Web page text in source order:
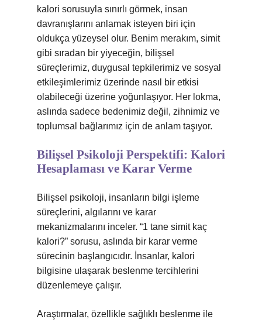
kalori sorusuyla sınırlı görmek, insan
davranışlarını anlamak isteyen biri için
oldukça yüzeysel olur. Benim merakım, simit
gibi sıradan bir yiyeceğin, bilişsel
süreçlerimiz, duygusal tepkilerimiz ve sosyal
etkileşimlerimiz üzerinde nasıl bir etkisi
olabileceği üzerine yoğunlaşıyor. Her lokma,
aslında sadece bedenimiz değil, zihnimiz ve
toplumsal bağlarımız için de anlam taşıyor.
Bilişsel Psikoloji Perspektifi: Kalori
Hesaplaması ve Karar Verme
Bilişsel psikoloji, insanların bilgi işleme
süreçlerini, algılarını ve karar
mekanizmalarını inceler. “1 tane simit kaç
kalori?” sorusu, aslında bir karar verme
sürecinin başlangıcıdır. İnsanlar, kalori
bilgisine ulaşarak beslenme tercihlerini
düzenlemeye çalışır.
Araştırmalar, özellikle sağlıklı beslenme ile